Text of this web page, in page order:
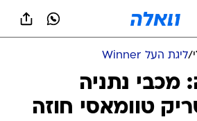
/ליגת העל Winner
מכבי נתניה
טוומאסי חוזה